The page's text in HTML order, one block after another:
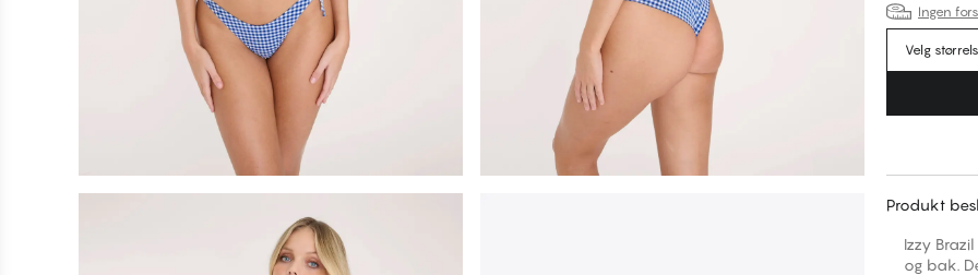
Ingen
Velg
Produkt
Izzy
og bak.